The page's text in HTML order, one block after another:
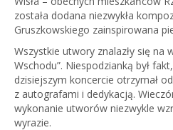
została dodana niezwykła
Gruszkowskiego zainspirowana
Wszystkie utwory znalazły się na
Wschodu”. Niespodzianką był
dzisiejszym koncercie otrzymał
z autografami i dedykacją.
wykonanie utworów niezwykle
wyrazie.